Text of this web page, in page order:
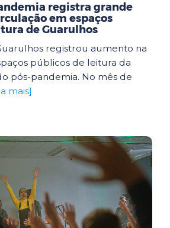
registra grande
em espaços
de Guarulhos
registrou aumento na
públicos de leitura da
pós-pandemia. No mês de
mais]